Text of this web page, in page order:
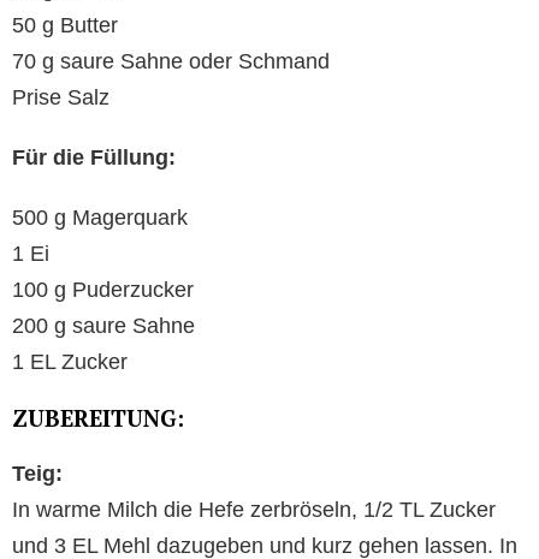
50 g Butter
70 g saure Sahne oder Schmand
Prise Salz
Für die Füllung:
500 g Magerquark
1 Ei
100 g Puderzucker
200 g saure Sahne
1 EL Zucker
ZUBEREITUNG:
Teig:
In warme Milch die Hefe zerbröseln, 1/2 TL Zucker
und 3 EL Mehl dazugeben und kurz gehen lassen. In